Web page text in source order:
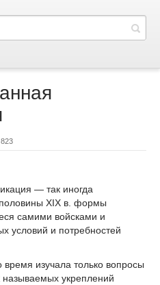
— так иногда
XIX в. формы
самими войсками и
условий и потребностей
изучала только вопросы
называемых укреплений